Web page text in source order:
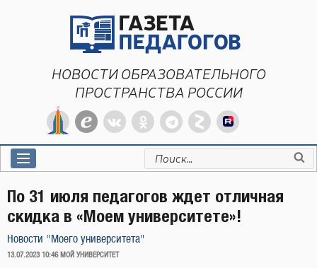
НОВОСТИ ОБРАЗОВАТЕЛЬНОГО
ПРОСТРАНСТВА РОССИИ
Искать:
По 31 июля педагогов ждет отличная
скидка в «Моем университете»!
Новости "Моего университета"
ОПУБЛИКОВАНО
13.07.2023 10:46 МОЙ УНИВЕРСИТЕТ